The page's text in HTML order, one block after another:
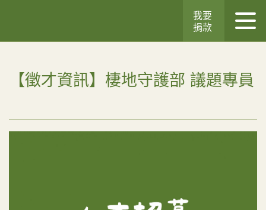
我要
捐款
【徵才資訊】棲地守護部 議題專員